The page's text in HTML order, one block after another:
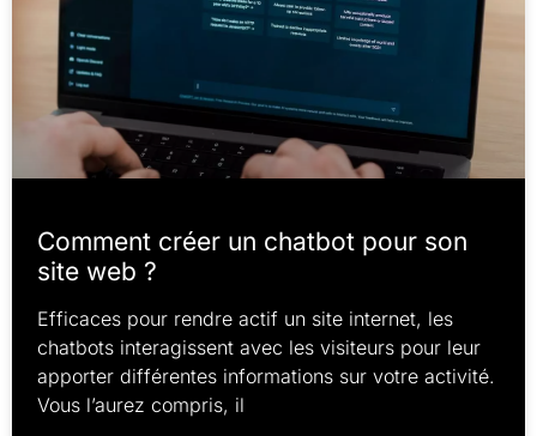
Comment créer un chatbot pour son
site web ?
Efficaces pour rendre actif un site internet, les
chatbots interagissent avec les visiteurs pour leur
apporter différentes informations sur votre activité.
Vous l’aurez compris, il